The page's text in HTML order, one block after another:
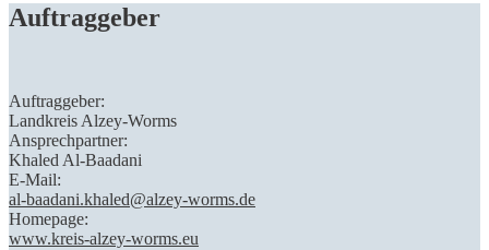
Auftraggeber
Auftraggeber:
Landkreis Alzey-Worms
Ansprechpartner:
Khaled Al-Baadani
E-Mail:
al-baadani.khaled@alzey-worms.de
Homepage:
www.kreis-alzey-worms.eu